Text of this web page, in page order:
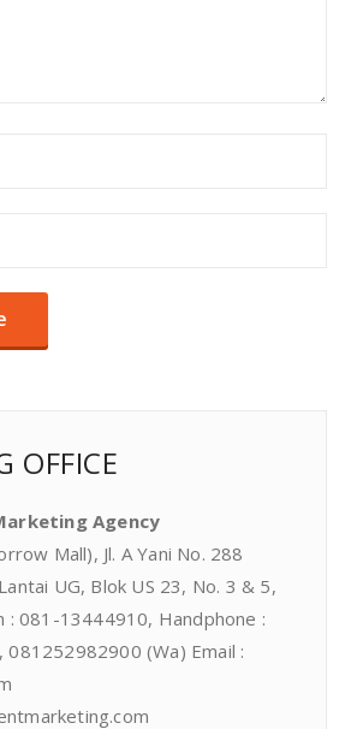
OFFICE
Agency
Mall), Jl. A Yani No. 288
UG, Blok US 23, No. 3 & 5,
: 081-13444910, Handphone :
(Wa) Email :